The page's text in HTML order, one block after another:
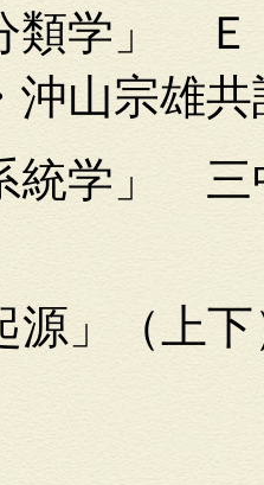
類学」 Ｅ
沖山宗雄
統学」 三
源」（上